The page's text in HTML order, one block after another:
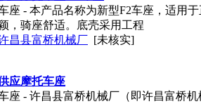
座 - 本产品名称为新型F2车座，适用
，骑座舒适。底壳采用工程
昌县富桥机械厂 [未核实]
应摩托车座
座 - 许昌县富桥机械厂（即许昌富桥